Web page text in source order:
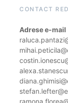
CONTACT
Adrese e-mail